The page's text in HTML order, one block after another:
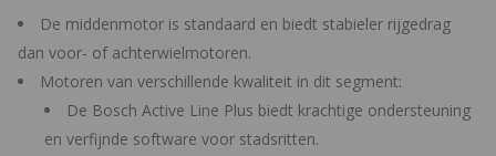
De middenmotor is standaard en biedt stabieler rijgedrag
dan voor- of achterwielmotoren.
Motoren van verschillende kwaliteit in dit segment:
De Bosch Active Line Plus biedt krachtige ondersteuning
en verfijnde software voor stadsritten.